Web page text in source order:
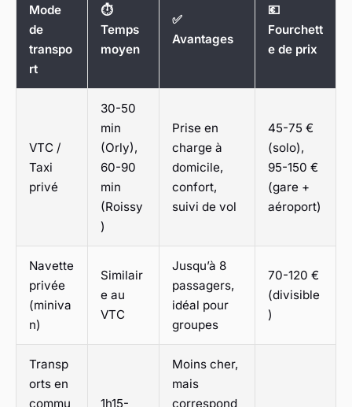
Mode
de
transpo
rt
⏱️
Temps
moyen
✅
Avantages
💶
Fourchett
e de prix
VTC /
Taxi
privé
30-50
min
(Orly),
60-90
min
(Roissy
)
Prise en
charge à
domicile,
confort,
suivi de vol
45-75 €
(solo),
95-150 €
(gare +
aéroport)
Navette
privée
(miniva
n)
Similair
e au
VTC
Jusqu’à 8
passagers,
idéal pour
groupes
70-120 €
(divisible
)
Transp
orts en
commu
1h15-
Moins cher,
mais
correspond